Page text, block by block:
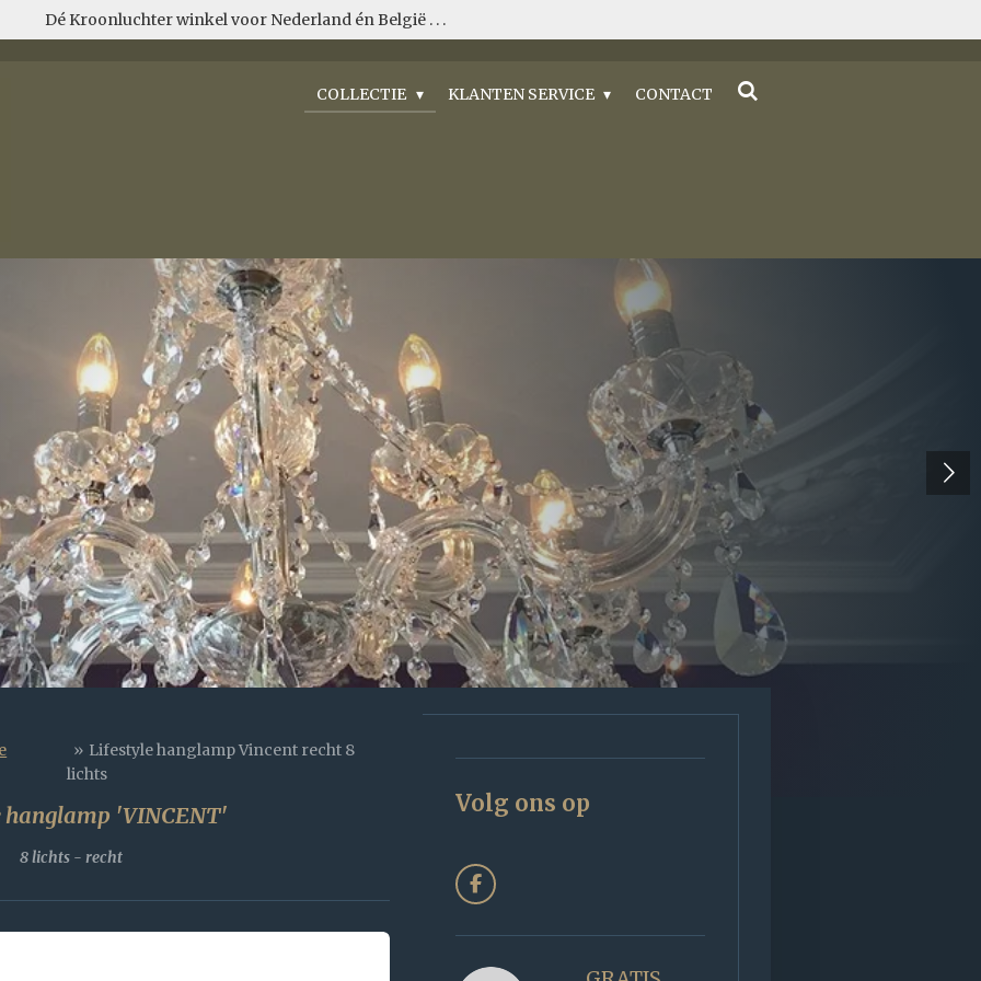
Dé Kroonluchter winkel voor Nederland én België . . .
COLLECTIE KLANTEN SERVICE CONTACT
» Lifestyle hanglamp Vincent recht 8
lichts
'VINCENT'
8 lichts - recht
Volg ons op
F
a